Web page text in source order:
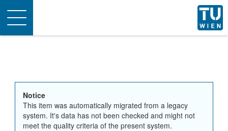
Toggle
navigation
Notice
This item was automatically migrated from a legacy
system. It's data has not been checked and might not
meet the quality criteria of the present system.